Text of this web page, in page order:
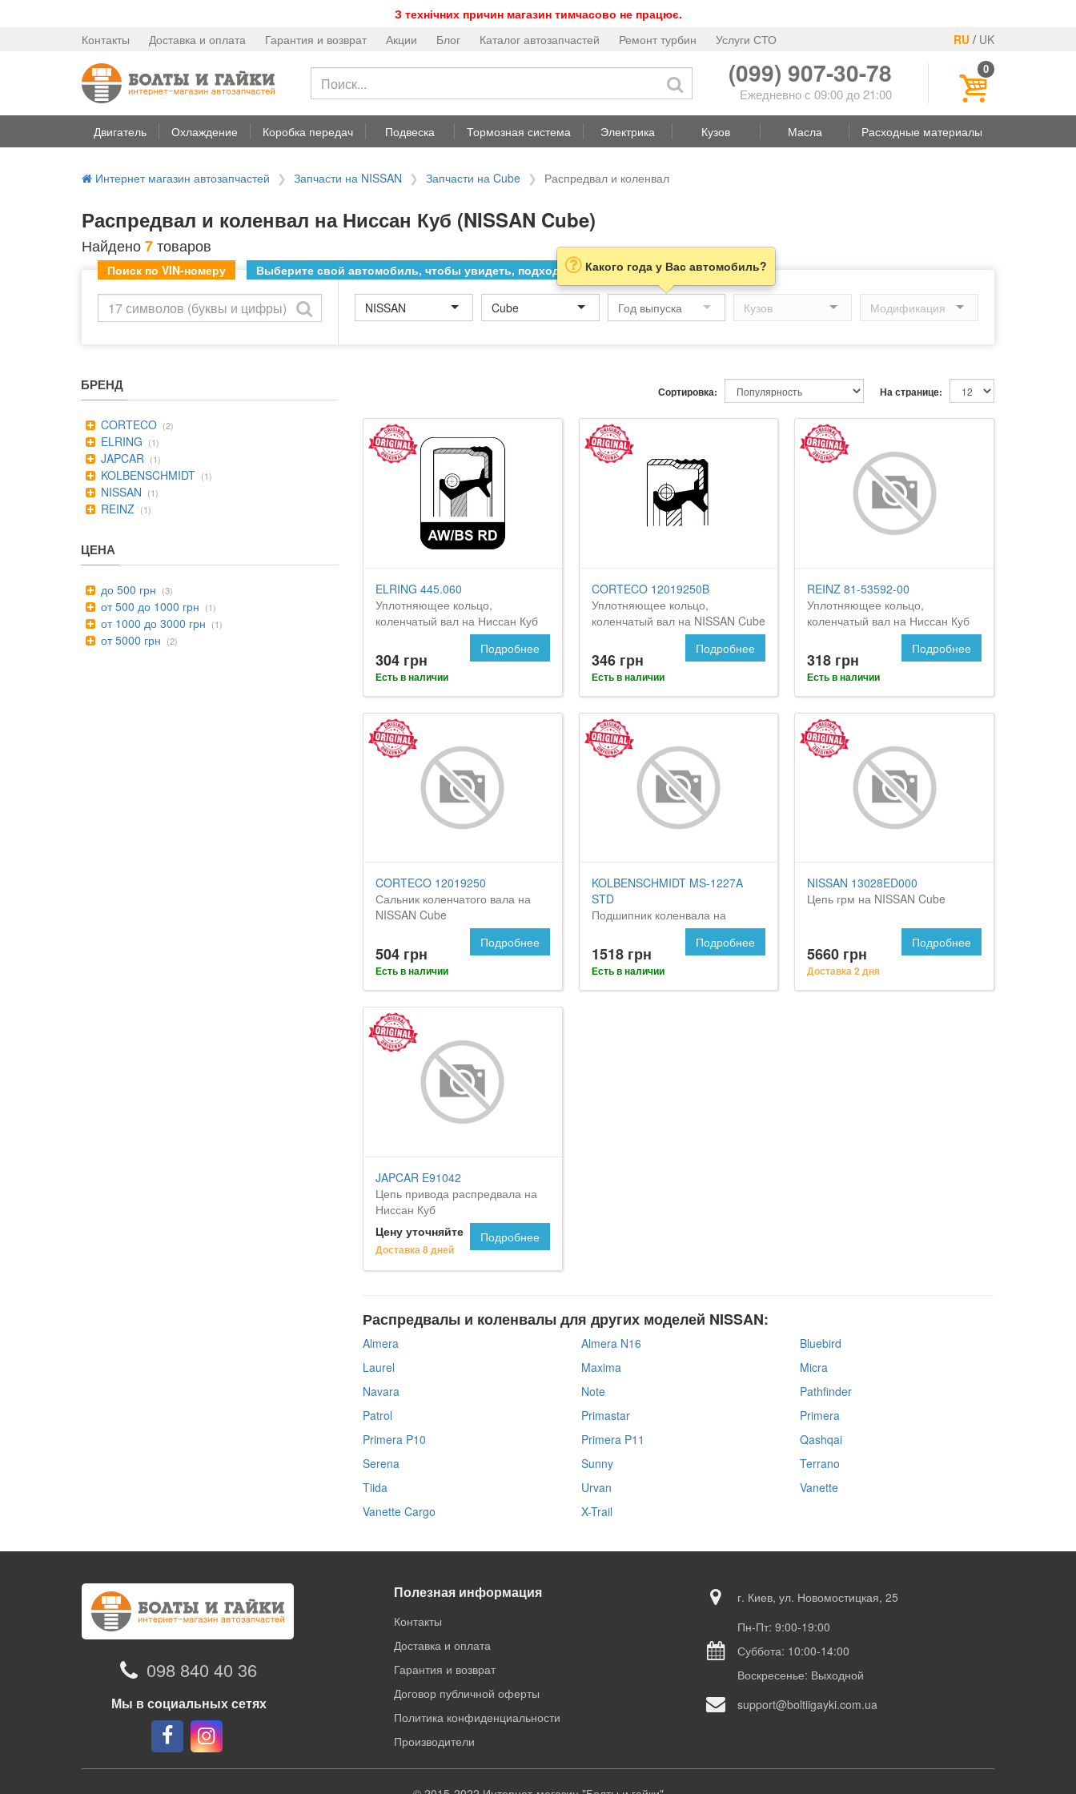
З технічних причин магазин тимчасово не працює.
RU / UK
Контакты Доставка и оплата Гарантия и возврат Акции Блог Каталог автозапчастей Ремонт турбин Услуги СТО
(099) 907-30-78
Ежедневно с 09:00 до 21:00
0
Двигатель Охлаждение Коробка передач Подвеска Тормозная система Электрика Кузов Масла Расходные материалы
Интернет магазин автозапчастей Запчасти на NISSAN Запчасти на Cube Распредвал и коленвал
Распредвал и коленвал на Ниссан Куб (NISSAN Cube)
Найдено7товаров
Поиск по VIN-номеру Выберите свой автомобиль, чтобы увидеть, подходит ли товар к нему
NISSAN Cube
Какого года у Вас автомобиль?
БРЕНД
CORTECO (2)
ELRING (1)
JAPCAR (1)
KOLBENSCHMIDT (1)
NISSAN (1)
REINZ (1)
ЦЕНА
до 500 грн (3)
от 500 до 1000 грн (1)
от 1000 до 3000 грн (1)
от 5000 грн (2)
На странице:
Сортировка:
ELRING 445.060
Уплотняющее кольцо,
коленчатый вал на Ниссан Куб
304 грн
Есть в наличии
Подробнее
CORTECO 12019250B
Уплотняющее кольцо,
коленчатый вал на NISSAN Cube
346 грн
Есть в наличии
Подробнее
REINZ 81-53592-00
Уплотняющее кольцо,
коленчатый вал на Ниссан Куб
318 грн
Есть в наличии
Подробнее
CORTECO 12019250
Сальник коленчатого вала на
NISSAN Cube
504 грн
Есть в наличии
Подробнее
KOLBENSCHMIDT MS-1227A
STD
Подшипник коленвала на
1518 грн
Есть в наличии
Подробнее
NISSAN 13028ED000
Цепь грм на NISSAN Cube
5660 грн
Доставка 2 дня
Подробнее
JAPCAR E91042
Цепь привода распредвала на
Ниссан Куб
Цену уточняйте
Доставка 8 дней
Подробнее
Распредвалы и коленвалы для других моделей NISSAN:
Almera Almera N16
Bluebird
Laurel
Maxima
Micra
Navara
Note
Pathfinder
Patrol
Primastar
Primera
Primera P10
Primera P11
Qashqai
Serena
Sunny
Terrano
Tiida
Urvan
Vanette
Vanette Cargo
X-Trail
098 840 40 36
Мы в социальных сетях
Полезная информация
Контакты
Доставка и оплата
Гарантия и возврат
Договор публичной оферты
Политика конфиденциальности
Производители
г. Киев, ул. Новомостицкая, 25
Пн-Пт: 9:00-19:00
Суббота: 10:00-14:00
Воскресенье: Выходной
support@boltiigayki.com.ua